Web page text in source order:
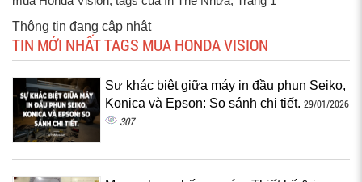
Thông tin đang cập nhật
TIN MỚI NHẤT TAGS MUA HONDA VISION
Sự khác biệt giữa máy in đầu phun Seiko,
Konica và Epson: So sánh chi tiết. 29/01/2026
307